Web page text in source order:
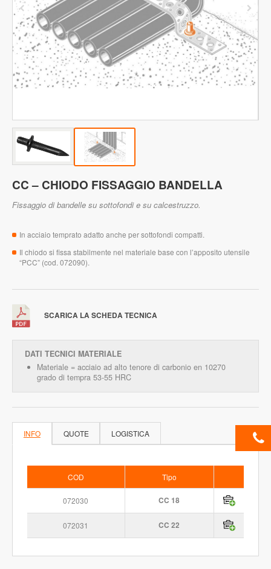
CC – CHIODO FISSAGGIO BANDELLA
Fissaggio di bandelle su sottofondi e su calcestruzzo.
In acciaio temprato adatto anche per sottofondi compatti.
Il chiodo si fissa stabilmente nel materiale base con l’apposito utensile
“PCC” (cod. 072090).
SCARICA LA SCHEDA TECNICA
DATI TECNICI MATERIALE
Materiale = acciaio ad alto tenore di carbonio en 10270
grado di tempra 53-55 HRC
INFO QUOTE LOGISTICA
COD Tipo
072030 CC 18
072031 CC 22